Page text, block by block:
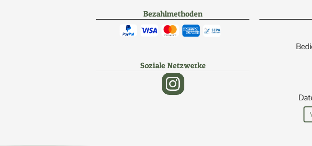
Bezahlmethoden
Soziale Netzwerke